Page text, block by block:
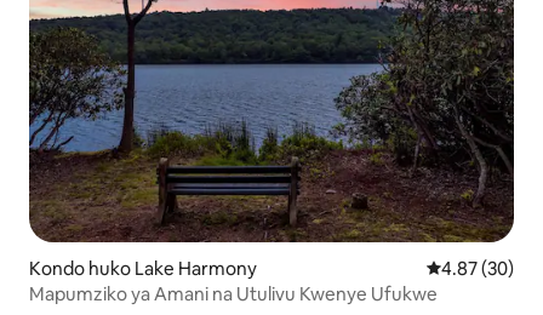
Kondo huko Lake Harmony Ukadiriaji wa
4.87 (30)
Mapumziko ya Amani na Utulivu Kwenye Ufukwe